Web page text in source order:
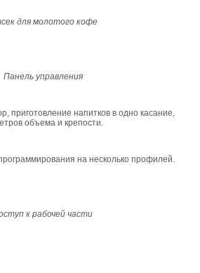
для молотого кофе
Панель управления
приготовление напитков в одно касание,
объема и крепости.
на несколько профилей.
к рабочей части